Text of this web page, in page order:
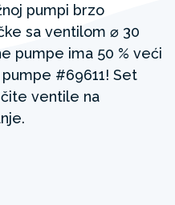
pumpi brzo
sa ventilom ⌀ 30
pumpe ima 50 % veći
#69611! Set
ventile na